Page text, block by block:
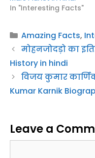
मोहनजोदड़ो का
विजय कुमार
Kumar Karnik
Leave a